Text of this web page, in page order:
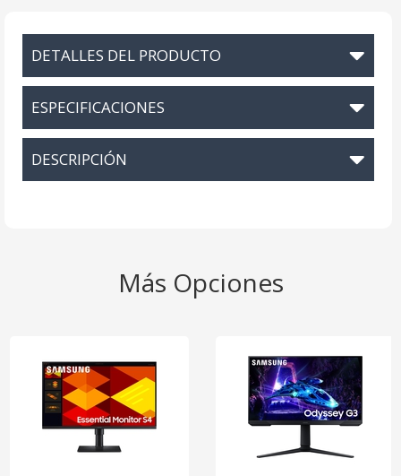
DETALLES DEL PRODUCTO
ESPECIFICACIONES
DESCRIPCIÓN
Más Opciones